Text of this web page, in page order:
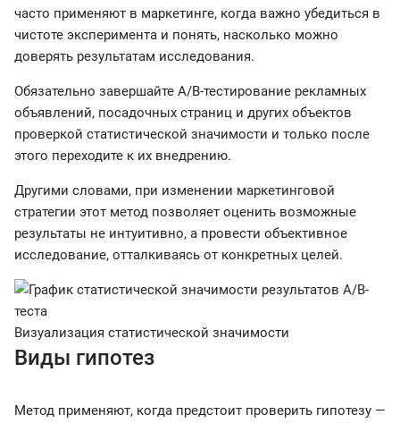
часто применяют в маркетинге, когда важно убедиться в
чистоте эксперимента и понять, насколько можно
доверять результатам исследования.
Обязательно завершайте А/В-тестирование рекламных
объявлений, посадочных страниц и других объектов
проверкой статистической значимости и только после
этого переходите к их внедрению.
Другими словами, при изменении маркетинговой
стратегии этот метод позволяет оценить возможные
результаты не интуитивно, а провести объективное
исследование, отталкиваясь от конкретных целей.
Визуализация статистической значимости
Виды гипотез
Метод применяют, когда предстоит проверить гипотезу —